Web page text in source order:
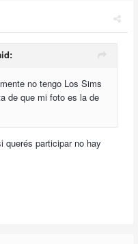
no tengo Los Sims
de que mi foto es la de
querés participar no hay